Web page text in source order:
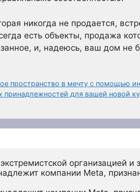
никогда не продается,
есть объекты, продажа
и, надеюсь, ваш дом не
пространство в мечту с помощью
для вашей новой
организацией
компании Meta,